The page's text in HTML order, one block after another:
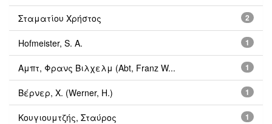
2
Σταματίου Χρήστος
1
Hofmeister, S. A.
1
Αμπτ, Φρανς Βιλχελμ (Abt, Franz W...
1
Βέρνερ, Χ. (Werner, H.)
1
Κουγιουμτζής, Σταύρος